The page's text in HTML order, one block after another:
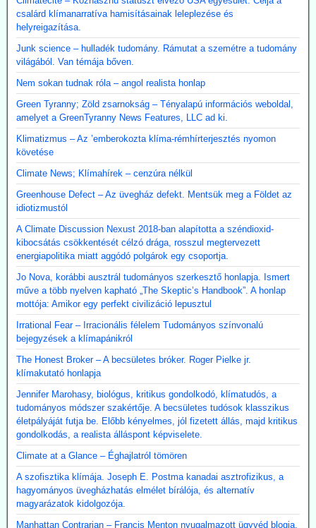
csalárd klímanarratíva hamisításainak leleplezése és
helyreigazítása.
Junk science – hulladék tudomány. Rámutat a szemétre a tudomány
világából. Van témája bőven.
Nem sokan tudnak róla – angol realista honlap
Green Tyranny; Zöld zsarnokság – Tényalapú információs weboldal,
amelyet a GreenTyranny News Features, LLC ad ki.
Klimatizmus – Az ’emberokozta klíma-rémhírterjesztés nyomon
követése
Climate News; Klímahírek – cenzúra nélkül
Greenhouse Defect – Az üvegház defekt. Mentsük meg a Földet az
idiotizmustól
A Climate Discussion Nexust 2018-ban alapította a széndioxid-
kibocsátás csökkentését célzó drága, rosszul megtervezett
energiapolitika miatt aggódó polgárok egy csoportja.
Jo Nova, korábbi ausztrál tudományos szerkesztő honlapja. Ismert
műve a több nyelven kapható „The Skeptic’s Handbook”. A honlap
mottója: Amikor egy perfekt civilizáció lepusztul
Irrational Fear – Irracionális félelem Tudományos színvonalú
bejegyzések a klímapánikról
The Honest Broker – A becsületes bróker. Roger Pielke jr.
klímakutató honlapja
Jennifer Marohasy, biológus, kritikus gondolkodó, klímatudós, a
tudományos módszer szakértője. A becsületes tudósok klasszikus
életpályáját futja be. Előbb kényelmes, jól fizetett állás, majd kritikus
gondolkodás, a realista álláspont képviselete.
Climate at a Glance – Éghajlatról tömören
A szofisztika klímája. Joseph E. Postma kanadai asztrofizikus, a
hagyományos üvegházhatás elmélet bírálója, és alternatív
magyarázatok kidolgozója.
Manhattan Contrarian – Francis Menton nyugalmazott ügyvéd blogja.